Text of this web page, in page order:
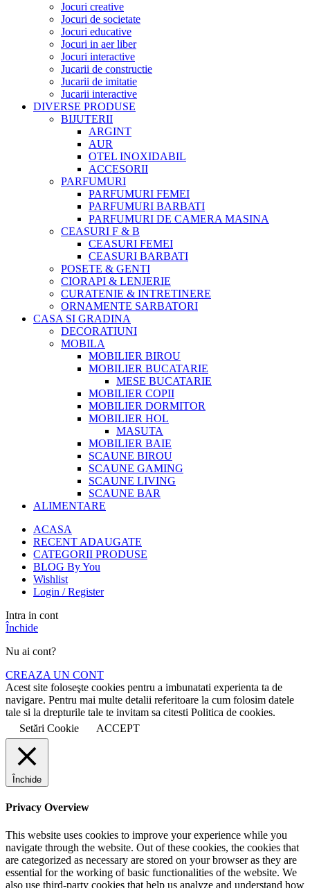
Jocuri creative
Jocuri de societate
Jocuri educative
Jocuri in aer liber
Jocuri interactive
Jucarii de constructie
Jucarii de imitatie
Jucarii interactive
DIVERSE PRODUSE
BIJUTERII
ARGINT
AUR
OTEL INOXIDABIL
ACCESORII
PARFUMURI
PARFUMURI FEMEI
PARFUMURI BARBATI
PARFUMURI DE CAMERA MASINA
CEASURI F & B
CEASURI FEMEI
CEASURI BARBATI
POSETE & GENTI
CIORAPI & LENJERIE
CURATENIE & INTRETINERE
ORNAMENTE SARBATORI
CASA SI GRADINA
DECORATIUNI
MOBILA
MOBILIER BIROU
MOBILIER BUCATARIE
MESE BUCATARIE
MOBILIER COPII
MOBILIER DORMITOR
MOBILIER HOL
MASUTA
MOBILIER BAIE
SCAUNE BIROU
SCAUNE GAMING
SCAUNE LIVING
SCAUNE BAR
ALIMENTARE
ACASA
RECENT ADAUGATE
CATEGORII PRODUSE
BLOG By You
Wishlist
Login / Register
Intra in cont
Închide
Nu ai cont?
CREAZA UN CONT
Acest site foloseşte cookies pentru a imbunatati experienta ta de
navigare. Pentru mai multe detalii referitoare la cum folosim datele
tale si la drepturile tale te invitam sa citesti Politica de cookies.
Setări Cookie
ACCEPT
Închide
Privacy Overview
This website uses cookies to improve your experience while you
navigate through the website. Out of these cookies, the cookies that
are categorized as necessary are stored on your browser as they are
essential for the working of basic functionalities of the website. We
also use third-party cookies that help us analyze and understand how